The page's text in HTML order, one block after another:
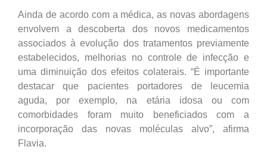
Ainda de acordo com a médica, as novas abordagens
envolvem a descoberta dos novos medicamentos
associados à evolução dos tratamentos previamente
estabelecidos, melhorias no controle de infecção e
uma diminuição dos efeitos colaterais. “É importante
destacar que pacientes portadores de leucemia
aguda, por exemplo, na etária idosa ou com
comorbidades foram muito beneficiados com a
incorporação das novas moléculas alvo”, afirma
Flavia.